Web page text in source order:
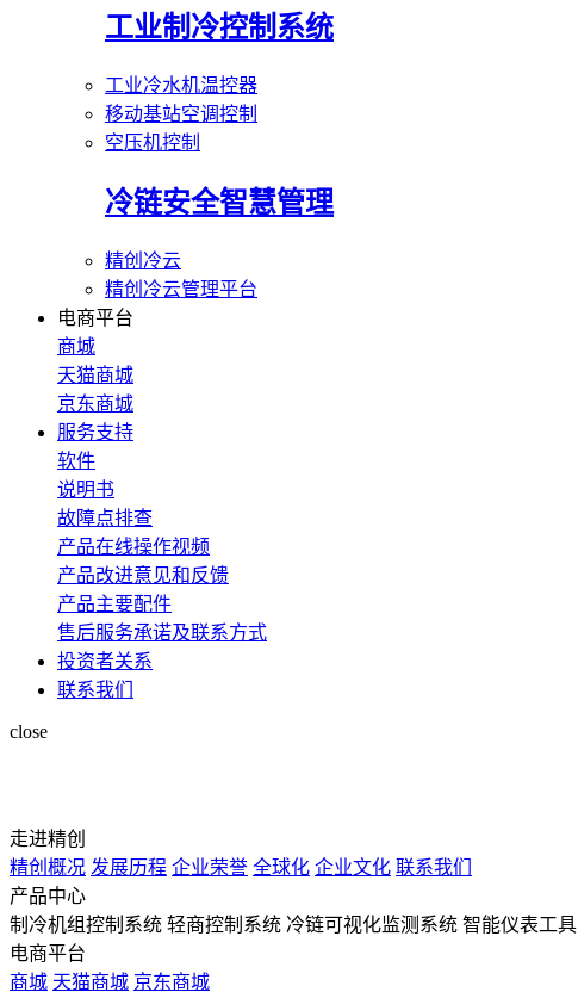
工业制冷控制系统
工业冷水机温控器
移动基站空调控制
空压机控制
冷链安全智慧管理
精创冷云
精创冷云管理平台
电商平台
商城
天猫商城
京东商城
服务支持
软件
说明书
故障点排查
产品在线操作视频
产品改进意见和反馈
产品主要配件
售后服务承诺及联系方式
投资者关系
联系我们
close
走进精创
精创概况 发展历程 企业荣誉 全球化 企业文化 联系我们
产品中心
制冷机组控制系统 轻商控制系统 冷链可视化监测系统 智能仪表工具
电商平台
商城 天猫商城 京东商城